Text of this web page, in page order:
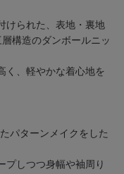
けられた、表地・裏地
構造のダンボールニッ
く、軽やかな着心地を
パターンメイクをした
プしつつ身幅や袖周り